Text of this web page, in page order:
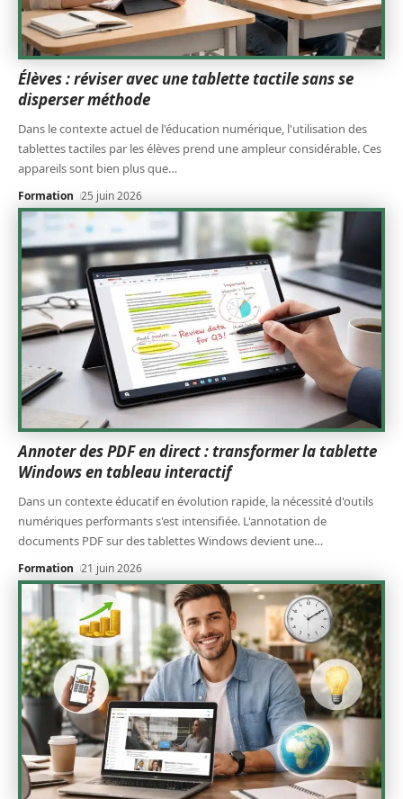
Élèves : réviser avec une tablette tactile sans se
disperser méthode
Dans le contexte actuel de l'éducation numérique, l'utilisation des
tablettes tactiles par les élèves prend une ampleur considérable. Ces
appareils sont bien plus que…
Formation 25 juin 2026
Annoter des PDF en direct : transformer la tablette
Windows en tableau interactif
Dans un contexte éducatif en évolution rapide, la nécessité d'outils
numériques performants s'est intensifiée. L'annotation de
documents PDF sur des tablettes Windows devient une…
Formation 21 juin 2026